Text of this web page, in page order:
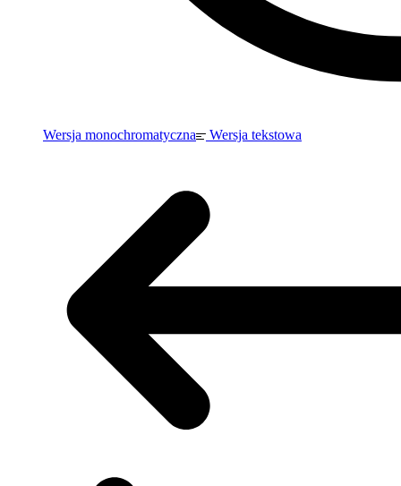
Wersja monochromatyczna Wersja tekstowa